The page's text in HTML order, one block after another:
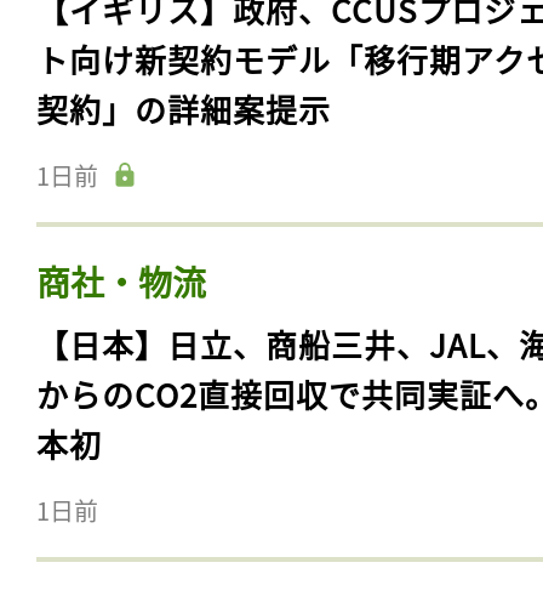
【イギリス】政府、CCUSプロジ
ト向け新契約モデル「移行期アク
契約」の詳細案提示
1日前
商社・物流
【日本】日立、商船三井、JAL、
からのCO2直接回収で共同実証へ
本初
1日前